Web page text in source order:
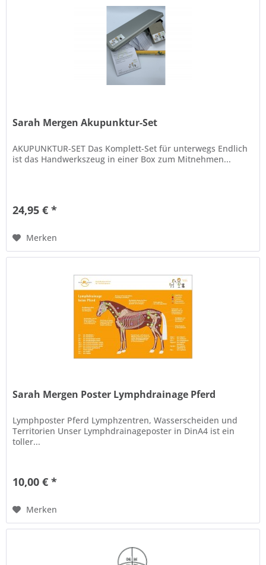
Sarah Mergen Akupunktur-Set
AKUPUNKTUR-SET Das Komplett-Set für unterwegs Endlich
ist das Handwerkszeug in einer Box zum Mitnehmen...
24,95 € *
Merken
Sarah Mergen Poster Lymphdrainage Pferd
Lymphposter Pferd Lymphzentren, Wasserscheiden und
Territorien Unser Lymphdrainageposter in DinA4 ist ein
toller...
10,00 € *
Merken